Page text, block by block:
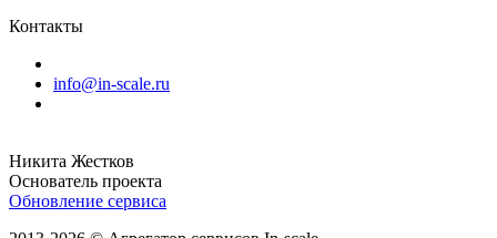
Контакты
info@in-scale.ru
Никита Жестков
Основатель проекта
Обновление сервиса